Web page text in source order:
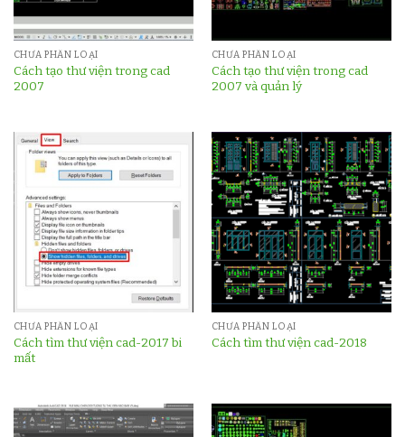
CHƯA PHÂN LOẠI
Cách tạo thư viện trong cad
2007
CHƯA PHÂN LOẠI
Cách tạo thư viện trong cad
2007 và quản lý
CHƯA PHÂN LOẠI
Cách tìm thư viện cad-2017 bi
mất
CHƯA PHÂN LOẠI
Cách tìm thư viện cad-2018